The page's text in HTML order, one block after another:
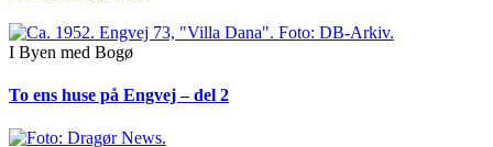
I Byen med Bogø
To ens huse på Engvej – del 2